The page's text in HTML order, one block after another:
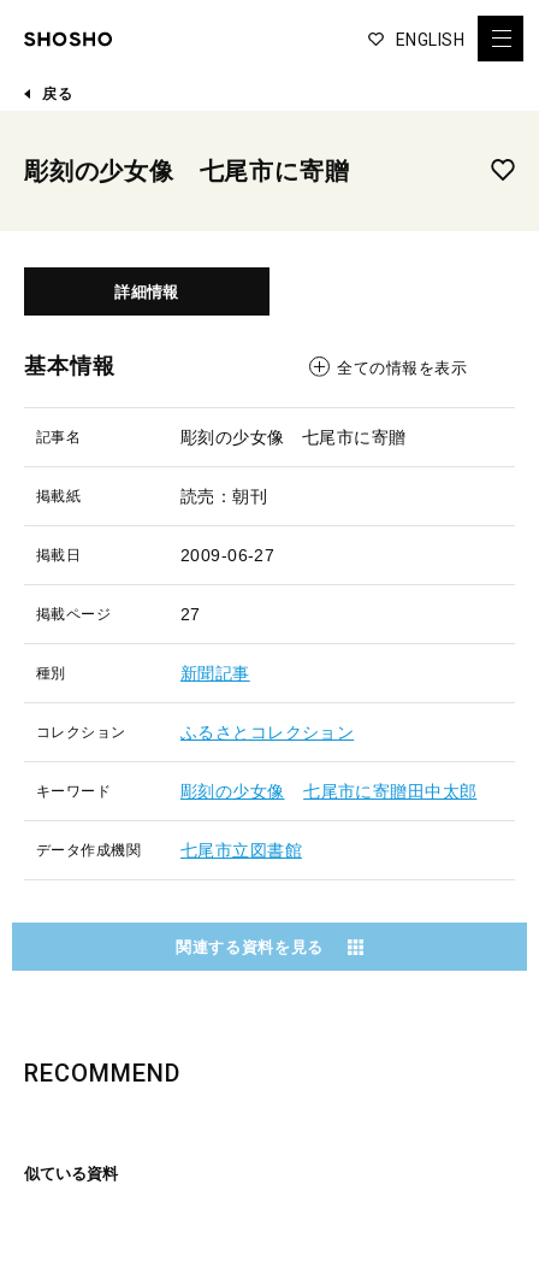
ENGLISH
戻る
彫刻の少女像 七尾市に寄贈
詳細情報
基本情報 全ての情報を表示
記事名 彫刻の少女像 七尾市に寄贈
掲載紙 読売：朝刊
掲載日 2009-06-27
掲載ページ 27
種別 新聞記事
コレクション ふるさとコレクション
キーワード 彫刻の少女像 七尾市に寄贈田中太郎
データ作成機関 七尾市立図書館
関連する資料を見る
RECOMMEND
似ている資料